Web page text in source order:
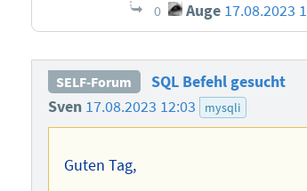
0 Auge 17.08.2023
SELF-Forum
SQL Befehl gesucht
Sven 17.08.2023 12:03 mysqli
Guten Tag,